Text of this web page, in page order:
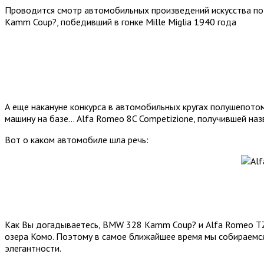
Проводится смотр автомобильных произведений искусства
Kamm Coup?, победивший в гонке Mille Miglia 1940 года
А еще накануне конкурса в автомобильных кругах
машину на базе… Alfa Romeo 8C Competizione, получившей
Вот о каком автомобиле шла речь:
Как Вы догадываетесь, BMW 328 Kamm Coup? и Alfa Romeo
озера Комо. Поэтому в самое ближайшее время мы
элегантности.